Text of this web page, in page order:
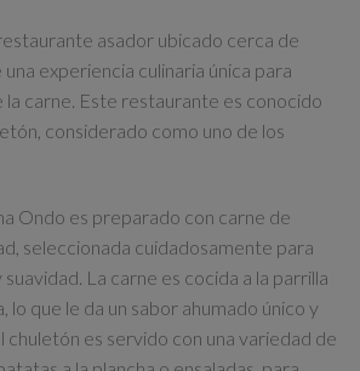
asador ubicado cerca de
experiencia culinaria única para
la carne. Este restaurante es conocido
considerado como uno de los
Ondo es preparado con carne de
seleccionada cuidadosamente para
La carne es cocida a la parrilla
lo que le da un sabor ahumado único y
chuletón es servido con una variedad de